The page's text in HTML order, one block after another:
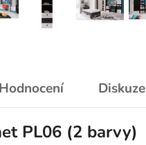
Hodnocení Diskuze
PL06 (2 barvy)